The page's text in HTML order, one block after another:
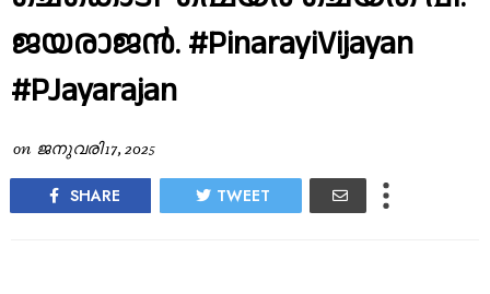
ജയരാജന്‍. #PinarayiVijayan
#PJayarajan
on ജനുവരി 17, 2025
SHARE TWEET